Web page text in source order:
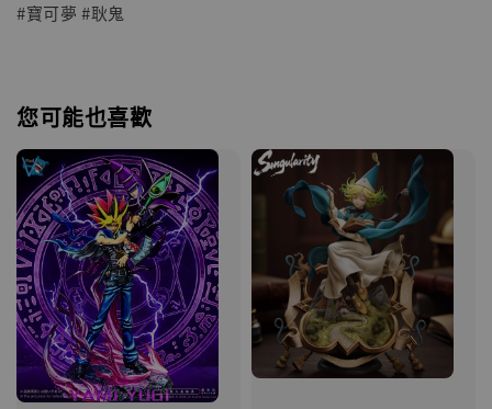
#寶可夢 #耿鬼
您可能也喜歡